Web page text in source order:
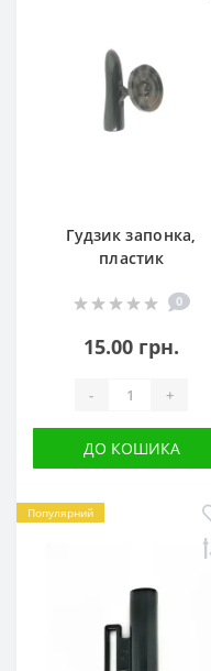
Гудзик запонка,
пластик
0
15.00 грн.
- +
ДО КОШИКА
Популярний